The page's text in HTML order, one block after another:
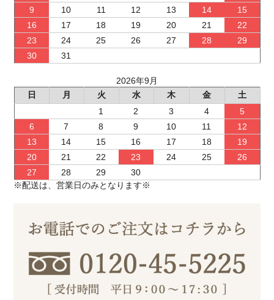
9
10 11 12 13 14
15
16
17 18 19 20 21
22
23
24 25 26 27 28
29
30
31
2026年9月
日
月 火 水 木 金
土
1
2 3 4
5
6
7 8 9 10 11
12
13
14 15 16 17 18
19
20
21 22 23 24 25
26
27
28 29
30
※配送は、営業日のみとなります※